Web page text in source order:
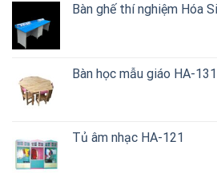
Bàn ghế thí nghiệm Hóa
Bàn học mẫu giáo HA-131
Tủ âm nhạc HA-121